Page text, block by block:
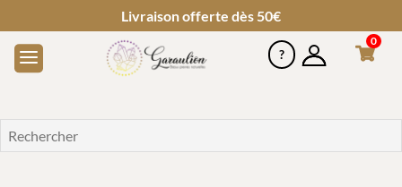
Livraison offerte dès 50€
0